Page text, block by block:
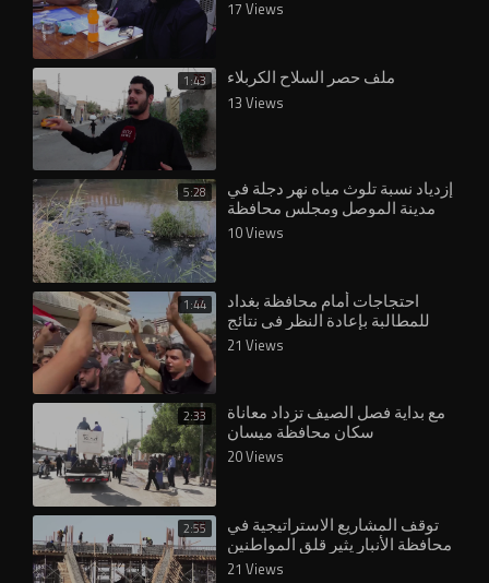
17 Views
1:43 ⁣ملف حصر السلاح الكربلاء
13 Views
5:28 إزدياد نسبة تلوث مياه نهر دجلة في
مدينة الموصل ومجلس محافظة
نينوى يُقر بوجود تلكؤ في مشاريع
معالجة ا
10 Views
1:44 احتجاجات أمام محافظة بغداد
للمطالبة بإعادة النظر في نتائج
تعيينات العقود
21 Views
2:33 مع بداية فصل الصيف تزداد معاناة
سكان محافظة ميسان
20 Views
2:55 توقف المشاريع الاستراتيجية في
محافظة الأنبار يثير قلق المواطنين
والمسؤولين
21 Views